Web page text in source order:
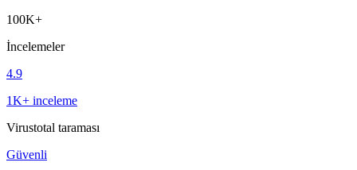
100K+
İncelemeler
4.9
1K+ inceleme
Virustotal taraması
Güvenli